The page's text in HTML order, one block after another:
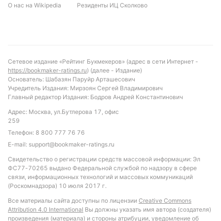
О нас на Wikipedia Резиденты ИЦ Сколково
Сетевое издание «Рейтинг Букмекеров» (адрес в сети Интернет -
https://bookmaker-ratings.ru) (далее - Издание)
Основатель: Шабазян Паруйр Арташесович
Учредитель Издания: Мирзоян Сергей Владимирович
Главный редактор Издания: Бодров Андрей Константинович
Адрес: Москва, ул.Бутлерова 17, офис
259
Телефон: 8 800 777 76 76
E-mail: support@bookmaker-ratings.ru
Свидетельство о регистрации средств массовой информации: Эл
ФС77-70265 выдано Федеральной службой по надзору в сфере
связи, информационных технологий и массовых коммуникаций
(Роскомнадзора) 10 июля 2017 г.
Все материалы сайта доступны по лицензии Creative Commons
Attribution 4.0 International Вы должны указать имя автора (создателя)
произведения (материала) и стороны атрибуции, уведомление об